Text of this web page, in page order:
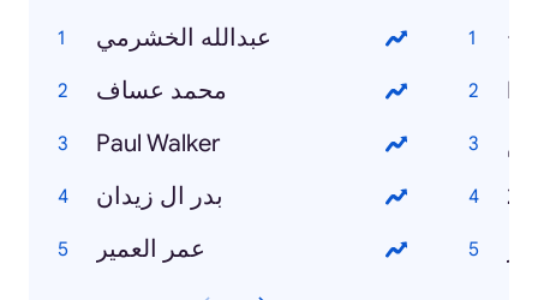
عبدالله الخشرمي
محمد عساف
Paul Walker
بدر ال زيدان
عمر العمير